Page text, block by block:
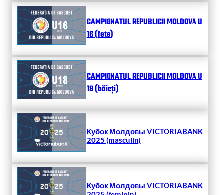
CAMPIONATUL REPUBLICII MOLDOVA U
16 (fete)
CAMPIONATUL REPUBLICII MOLDOVA U
18 (băieți)
Кубок Молдовы VICTORIABANK
2025 (masculin)
Кубок Молдовы VICTORIABANK